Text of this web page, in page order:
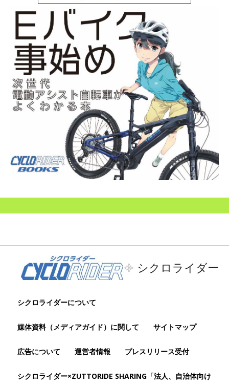
シクロライダー
シクロライダーについて
媒体資料（メディアガイド）に関して サイトマップ
広告について 運営者情報 プレスリリース受付
シクロライダー×ZUTTORIDE SHARING「法人、自治体向け